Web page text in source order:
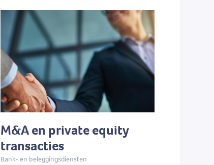
M&A en private equity
transacties
Bank- en beleggingsdiensten